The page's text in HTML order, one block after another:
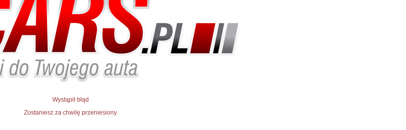
Wystąpił błąd
Zostaniesz za chwilę przeniesiony